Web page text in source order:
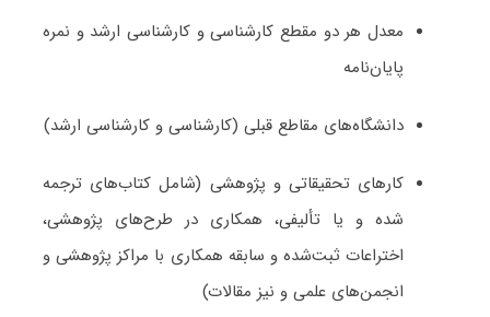
معدل هر دو مقطع کارشناسی و کارشناسی ارشد و نمره
پایان‌نامه
دانشگاه‌های مقاطع قبلی (کارشناسی و کارشناسی ارشد)
کارهای تحقیقاتی و پژوهشی (شامل کتاب‌های ترجمه­‌
شده و یا تألیفی، همکاری در طرح‌های پژوهشی،
اختراعات ثبت‌­شده و سابقه همکاری با مراکز پژوهشی و
انجمن‌های علمی و نیز مقالات)